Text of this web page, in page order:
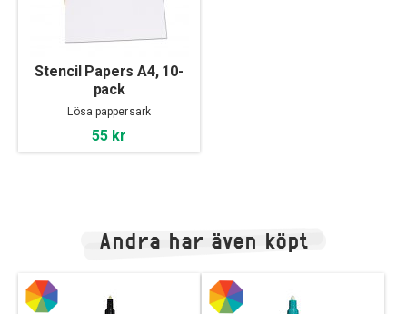
Stencil Papers A4, 10-
pack
Lösa pappersark
55 kr
Andra har även köpt